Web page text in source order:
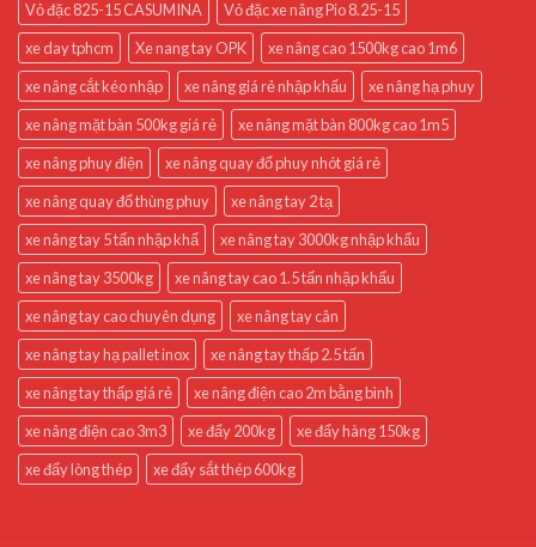
Vỏ đặc 825-15 CASUMINA
Vỏ đặc xe nâng Pio 8.25-15
xe day tphcm
Xe nang tay OPK
xe nâng cao 1500kg cao 1m6
xe nâng cắt kéo nhập
xe nâng giá rẻ nhập khẩu
xe nâng hạ phuy
xe nâng mặt bàn 500kg giá rẻ
xe nâng mặt bàn 800kg cao 1m5
xe nâng phuy điện
xe nâng quay đổ phuy nhót giá rẻ
xe nâng quay đổ thùng phuy
xe nâng tay 2 tạ
xe nâng tay 5 tấn nhập khẩ
xe nâng tay 3000kg nhập khẩu
xe nâng tay 3500kg
xe nâng tay cao 1.5 tấn nhập khẩu
xe nâng tay cao chuyên dụng
xe nâng tay cân
xe nâng tay hạ pallet inox
xe nâng tay thấp 2.5 tấn
xe nâng tay thấp giá rẻ
xe nâng điện cao 2m bằng bình
xe nâng điện cao 3m3
xe đẩy 200kg
xe đẩy hàng 150kg
xe đẩy lòng thép
xe đẩy sắt thép 600kg